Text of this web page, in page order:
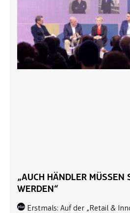
„AUCH HÄNDLER MÜSSEN
WERDEN“
Erstmals: Auf der „Retail &